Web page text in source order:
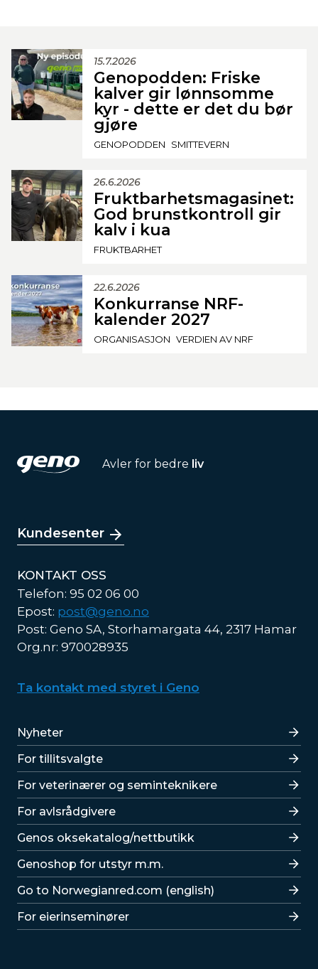
15.7.2026
Genopodden: Friske
kalver gir lønnsomme
kyr - dette er det du bør
gjøre
GENOPODDEN SMITTEVERN
26.6.2026
Fruktbarhetsmagasinet:
God brunstkontroll gir
kalv i kua
FRUKTBARHET
22.6.2026
Konkurranse NRF-
kalender 2027
ORGANISASJON VERDIEN AV NRF
Avler for bedre liv
Kundesenter
KONTAKT OSS
Telefon: 95 02 06 00
Epost: post@geno.no
Post: Geno SA, Storhamargata 44, 2317 Hamar
Org.nr: 970028935
Ta kontakt med styret i Geno
Lenker
Nyheter
For tillitsvalgte
For veterinærer og seminteknikere
For avlsrådgivere
Lenker
Genos oksekatalog/nettbutikk
Genoshop for utstyr m.m.
Go to Norwegianred.com (english)
For eierinseminører